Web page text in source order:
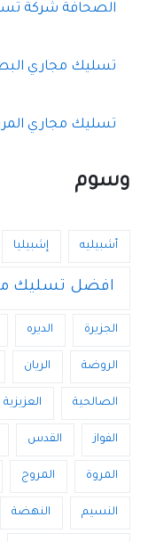
الصحافة شركة
تسليك مجاري
تسليك مجاري
وسوم
أشبيليه إشبيليا
افضل تسليك
الجزيرة الديره
الروضة الريان
الصالحية العزيزية
الفواز القدس
المروة المروج
النسيم النهضة